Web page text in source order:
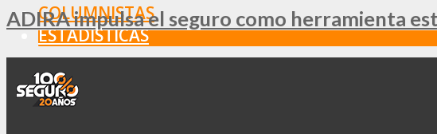
COLUMNISTAS
ESTADÍSTICAS
ADIRA impulsa el seguro como herramienta